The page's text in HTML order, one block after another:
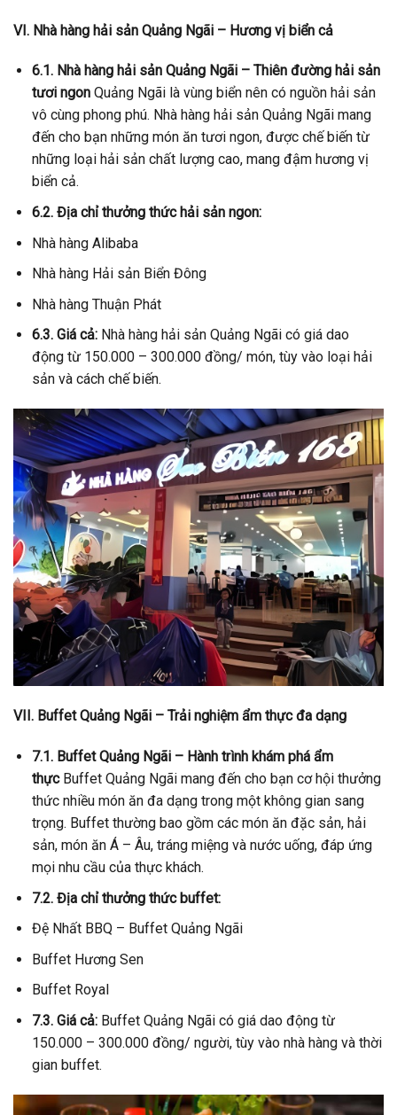
VI. Nhà hàng hải sản Quảng Ngãi – Hương vị biển cả
6.1. Nhà hàng hải sản Quảng Ngãi – Thiên đường hải sản
tươi ngonQuảng Ngãi là vùng biển nên có nguồn hải sản
vô cùng phong phú. Nhà hàng hải sản Quảng Ngãi mang
đến cho bạn những món ăn tươi ngon, được chế biến từ
những loại hải sản chất lượng cao, mang đậm hương vị
biển cả.
6.2. Địa chỉ thưởng thức hải sản ngon:
Nhà hàng Alibaba
Nhà hàng Hải sản Biển Đông
Nhà hàng Thuận Phát
6.3. Giá cả:Nhà hàng hải sản Quảng Ngãi có giá dao
động từ 150.000 – 300.000 đồng/ món, tùy vào loại hải
sản và cách chế biến.
VII. Buffet Quảng Ngãi – Trải nghiệm ẩm thực đa dạng
7.1. Buffet Quảng Ngãi – Hành trình khám phá ẩm
thựcBuffet Quảng Ngãi mang đến cho bạn cơ hội thưởng
thức nhiều món ăn đa dạng trong một không gian sang
trọng. Buffet thường bao gồm các món ăn đặc sản, hải
sản, món ăn Á – Âu, tráng miệng và nước uống, đáp ứng
mọi nhu cầu của thực khách.
7.2. Địa chỉ thưởng thức buffet:
Đệ Nhất BBQ – Buffet Quảng Ngãi
Buffet Hương Sen
Buffet Royal
7.3. Giá cả:Buffet Quảng Ngãi có giá dao động từ
150.000 – 300.000 đồng/ người, tùy vào nhà hàng và thời
gian buffet.